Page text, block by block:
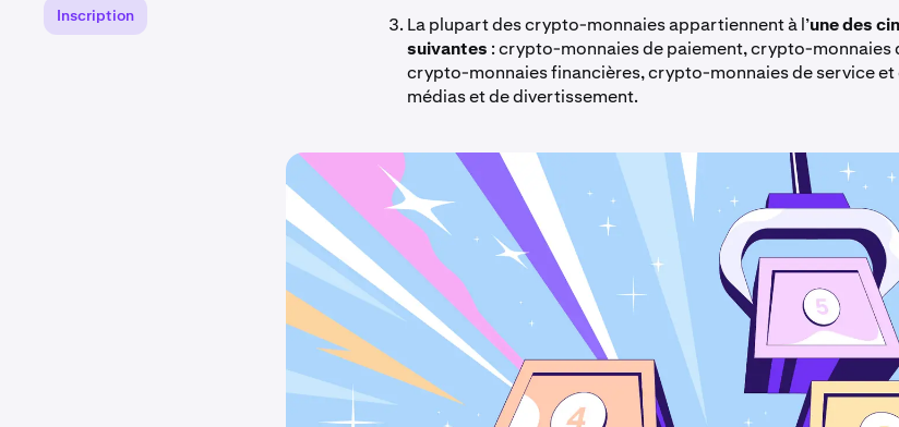
La plupart des crypto-monnaies appartiennent à l’une des
suivantes : crypto-monnaies de paiement, crypto-monnaies
crypto-monnaies financières, crypto-monnaies de service
médias et de divertissement.
Inscription